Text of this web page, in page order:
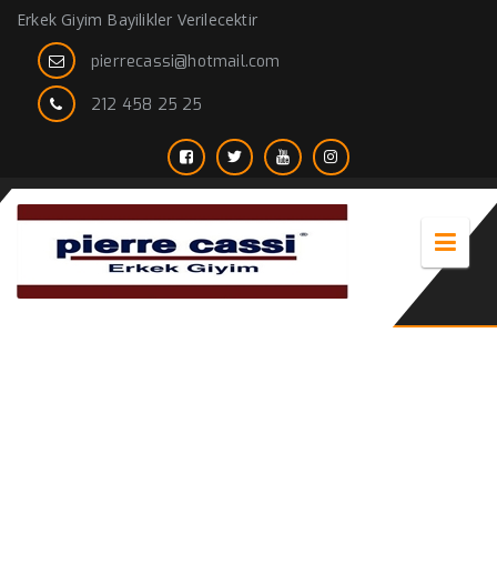
Erkek Giyim Bayilikler Verilecektir
pierrecassi@hotmail.com
212 458 25 25